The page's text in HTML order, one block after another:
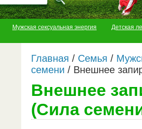
Мужская сексуальная энергия Детская
Главная / Семья /
семени / Внешнее
Внешнее
(Cила